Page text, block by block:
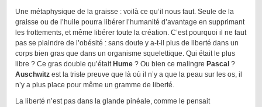
Une métaphysique de la graisse : voilà ce qu’il nous faut. Seule de la
graisse ou de l’huile pourra libérer l’humanité d’avantage en supprimant
les frottements, et même libérer toute la création. C’est pourquoi il ne faut
pas se plaindre de l’obésité : sans doute y a-t-il plus de liberté dans un
corps bien gras que dans un organisme squelettique. Qui était le plus
libre ? Ce gras double qu’était Hume ? Ou bien ce malingre Pascal ?
Auschwitz est la triste preuve que là où il n’y a que la peau sur les os, il
n’y a plus place pour même un gramme de liberté.
La liberté n’est pas dans la glande pinéale, comme le pensait